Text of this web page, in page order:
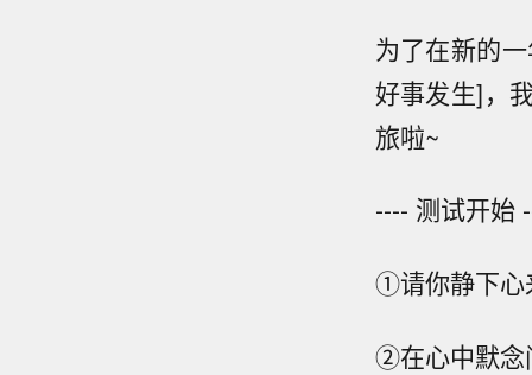
为了在新的
好事发生]，
旅啦~
---- 测试开始
①请你静下心
②在心中默念